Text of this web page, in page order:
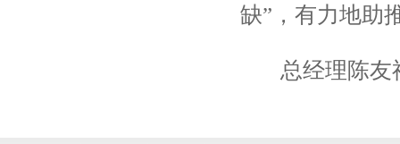
缺”，有力地助
总经理陈友